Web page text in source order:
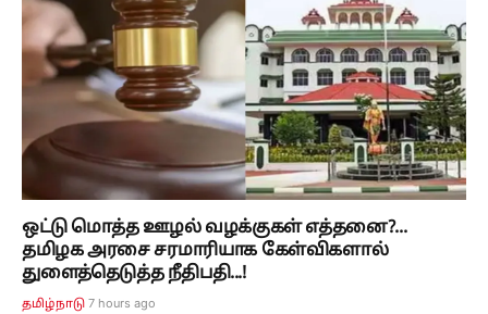
ஒட்டு மொத்த ஊழல் வழக்குகள் எத்தனை?...
தமிழக அரசை சரமாரியாக கேள்விகளால்
துளைத்தெடுத்த நீதிபதி...!
தமிழ்நாடு 7 hours ago